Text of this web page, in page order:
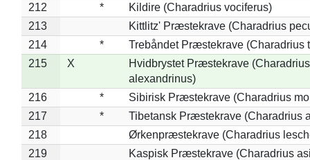
212
*
Kildire (Charadrius vociferus)
213
Kittlitz' Præstekrave (Charadrius
214
*
Trebåndet Præstekrave (Charadrius
215
X
Hvidbrystet Præstekrave (Charadrius
alexandrinus)
216
*
Sibirisk Præstekrave (Charadrius
217
*
Tibetansk Præstekrave (Charadrius
218
Ørkenpræstekrave (Charadrius
219
Kaspisk Præstekrave (Charadrius